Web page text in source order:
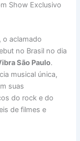
Show Exclusivo
o aclamado
no Brasil no dia
São Paulo.
musical única,
suas
do rock e do
de filmes e